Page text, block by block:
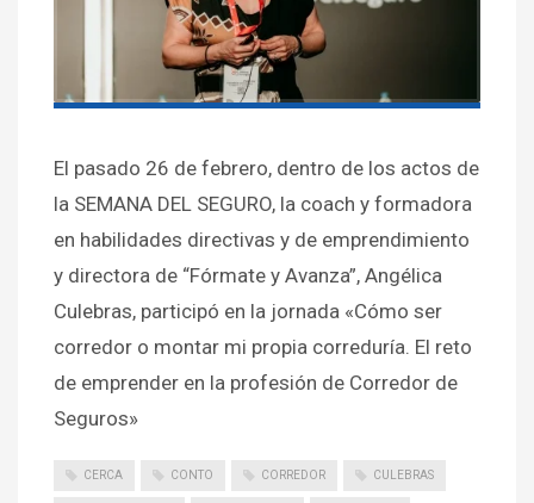
El pasado 26 de febrero, dentro de los actos de
la SEMANA DEL SEGURO, la coach y formadora
en habilidades directivas y de emprendimiento
y directora de “Fórmate y Avanza”, Angélica
Culebras, participó en la jornada «Cómo ser
corredor o montar mi propia correduría. El reto
de emprender en la profesión de Corredor de
Seguros»
CERCA CONTO CORREDOR CULEBRAS